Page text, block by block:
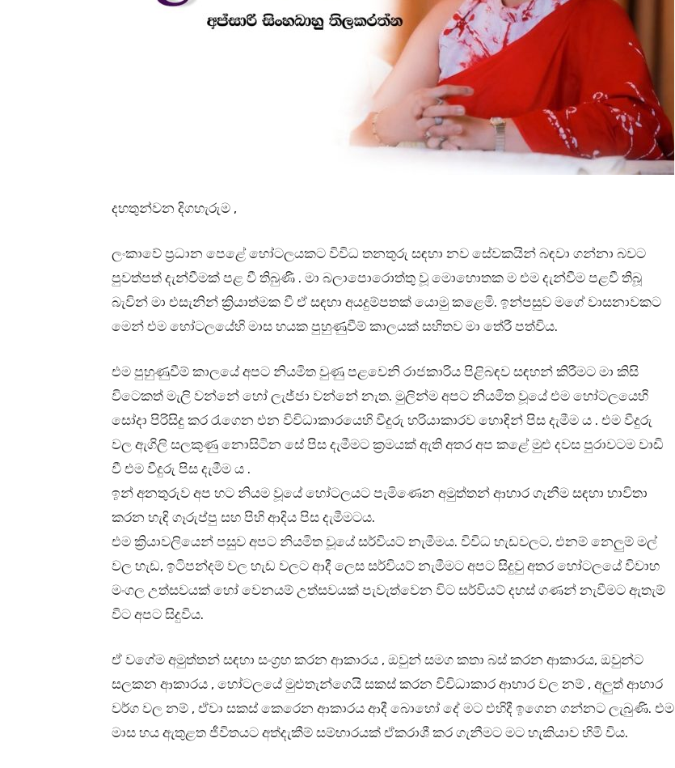
දහතුන්වන දිගහැරුම ,
ලංකාවේ ප්‍රධාන පෙළේ හෝටලයකට විවිධ තනතුරු සඳහා නව සේවකයින් බඳවා ගන්නා බවට
පුවත්පත් දැන්වීමක් පළ වී තිබුණි . මා බලාපොරොත්තු වූ මොහොතක ම එම දැන්වීම පළවී තිබූ
බැවින් මා එසැනින් ක්‍රියාත්මක වී ඒ සඳහා අයදුම්පතක් යොමු කළෙමි. ඉන්පසුව මගේ වාසනාවකට
මෙන් එම හෝටලයේහි මාස හයක පුහුණුවීම් කාලයක් සහිතව මා තේරී පත්විය.
එම පුහුණුවීම් කාලයේ අපට නියමිත වුණු පළවෙනි රාජකාරිය පිළිබඳව සඳහන් කිරීමට මා කිසි
විටෙකත් මැලි වන්නේ හෝ ලැජ්ජා වන්නේ නැත. මුලින්ම අපට නියමිත වූයේ එම හෝටලයෙහි
සෝදා පිරිසිදු කර රැගෙන එන විවිධාකාරයෙහි වීදුරු හරියාකාරව හොඳින් පිස දැමීම ය . එම වීදුරු
වල ඇගිලි සලකුණු නොසිටින සේ පිස දැමීමට ක්‍රමයක් ඇති අතර අප කළේ මුළු දවස පුරාවටම වාඩි
වී එම වීදුරු පිස දැමීම ය .
ඉන් අනතුරුව අප හට නියම වූයේ හෝටලයට පැමිණෙන අමුත්තන් ආහාර ගැනීම සඳහා භාවිතා
කරන හැඳි ගෑරුප්පු සහ පිහි ආදිය පිස දැමීමටය.
එම ක්‍රියාවලියෙන් පසුව අපට නියමිත වූයේ සර්වියට් නැමීමය. විවිධ හැඩවලට, එනම් නෙලුම් මල්
වල හැඩ, ඉටිපන්දම් වල හැඩ වලට ආදී ලෙස සර්වියට් නැමීමට අපට සිදුවු අතර හෝටලයේ විවාහ
මංගල උත්සවයක් හෝ වෙනයම් උත්සවයක් පැවැත්වෙන විට සර්වියට් දහස් ගණන් නැවීමට ඇතැම්
විට අපට සිදුවිය.
ඒ වගේම අමුත්තන් සඳහා සංග්‍රහ කරන ආකාරය , ඔවුන් සමග කතා බස් කරන ආකාරය, ඔවුන්ට
සලකන ආකාරය , හෝටලයේ මුළුතැන්ගෙයි සකස් කරන විවිධාකාර ආහාර වල නම් , අලුත් ආහාර
වර්ග වල නම් , ඒවා සකස් කෙරෙන ආකාරය ආදී බොහෝ දේ මට එහිදී ඉගෙන ගන්නට ලැබුණි. එම
මාස හය ඇතුළත ජීවිතයට අත්දැකීම් සම්භාරයක් ඒකරාශී කර ගැනීමට මට හැකියාව හිමි විය.